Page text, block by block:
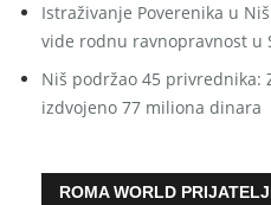
Istraživanje Poverenika u
vide rodnu ravnopravnost u
Niš podržao 45 privrednika:
izdvojeno 77 miliona dinara
ROMA WORLD